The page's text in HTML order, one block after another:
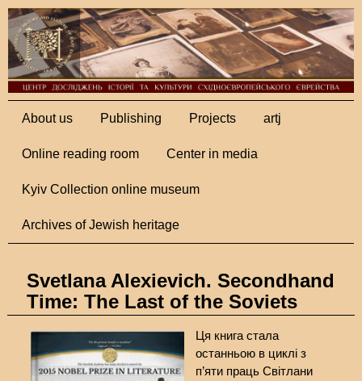
About us Publishing Projects artj
Online reading room Center in media
Kyiv Collection online museum
Archives of Jewish heritage
Svetlana Alexievich. Secondhand
Time: The Last of the Soviets
Ця книга стала
останньою в циклі з
п’яти праць Світлани